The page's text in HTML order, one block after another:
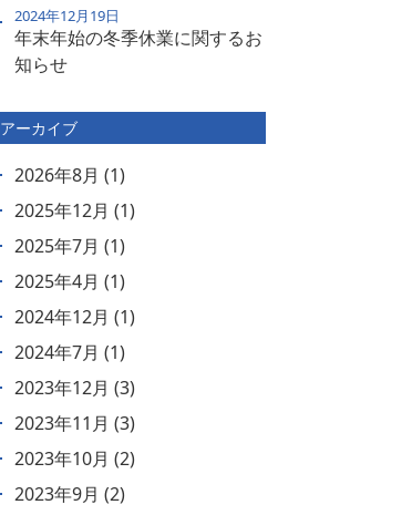
年末年始の冬季休業に関するお
知らせ
2024年12月19日
アーカイブ
2026年8月 (1)
2025年12月 (1)
2025年7月 (1)
2025年4月 (1)
2024年12月 (1)
2024年7月 (1)
2023年12月 (3)
2023年11月 (3)
2023年10月 (2)
2023年9月 (2)